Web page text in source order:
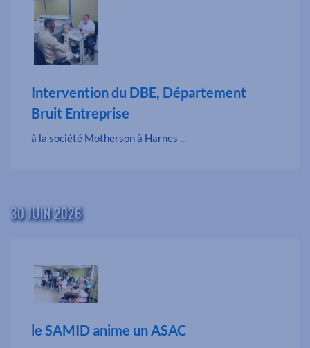
Intervention du DBE, Département
Bruit Entreprise
à la société Motherson à Harnes ...
30 JUIN 2026
le SAMID anime un ASAC